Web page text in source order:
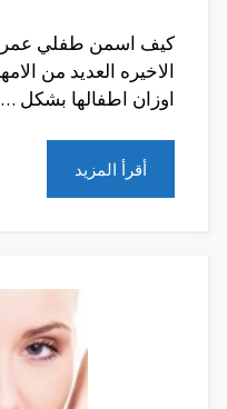
كيف اسمن طفلي
الاخيره العديد من
اوزان اطفالها بشكل …
أقرأ المزيد